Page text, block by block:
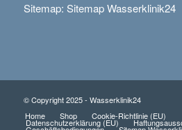
Sitemap: Sitemap Wasserklinik24
© Copyright 2025 - Wasserklinik24
Home
Shop Cookie-Richtlinie (EU)
Datenschutzerklärung (EU)